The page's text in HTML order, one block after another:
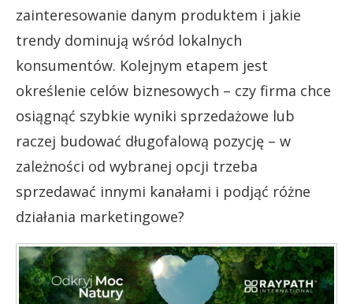
zainteresowanie danym produktem i jakie
trendy dominują wśród lokalnych
konsumentów. Kolejnym etapem jest
określenie celów biznesowych – czy firma chce
osiągnąć szybkie wyniki sprzedażowe lub
raczej budować długofalową pozycję – w
zależności od wybranej opcji trzeba
sprzedawać innymi kanałami i podjąć różne
działania marketingowe?